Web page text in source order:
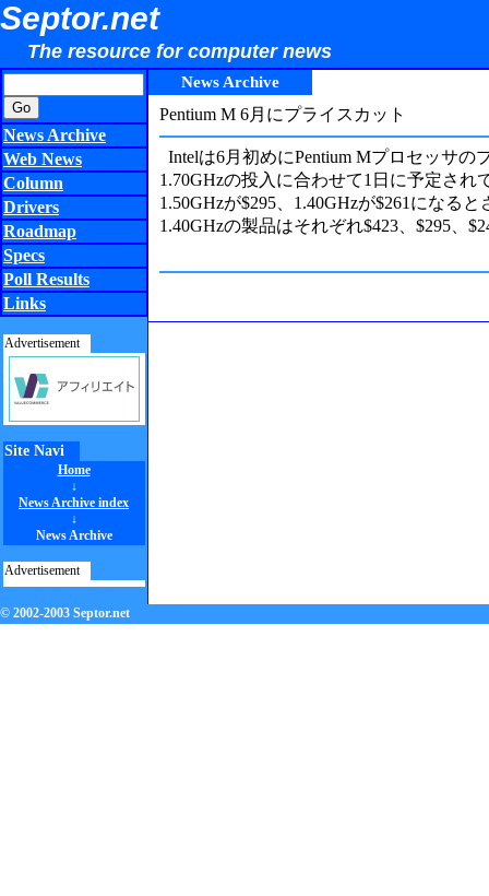
Septor.net
The resource for computer news
News Archive
Web News
Column
Drivers
Roadmap
Specs
Poll Results
Links
Advertisement
Site Navi
Home
↓
News Archive index
↓
News Archive
Advertisement
News Archive
Pentium M 6月にプライスカット
Intelは6月初めにPentium Mプロセッサ
1.70GHzの投入に合わせて1日に予定され
1.50GHzが$295、1.40GHzが$261になる
1.40GHzの製品はそれぞれ$423、$295、
© 2002-2003 Septor.net